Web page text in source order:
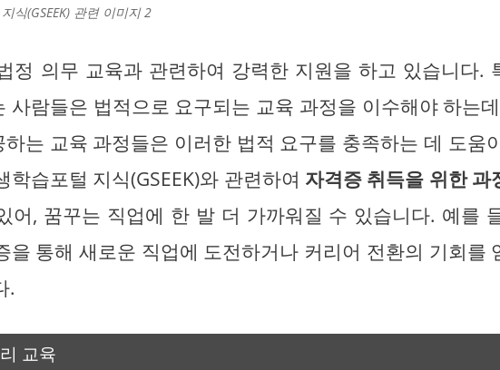
식(GSEEK) 관련 이미지 2
정 의무 교육과 관련하여 강력한 지원을 하고 있습니다.
사람들은 법적으로 요구되는 교육 과정을 이수해야 하는
는 교육 과정들은 이러한 법적 요구를 충족하는 데 도움
학습포털 지식(GSEEK)와 관련하여 자격증 취득을 위한 과
어, 꿈꾸는 직업에 한 발 더 가까워질 수 있습니다. 예를
을 통해 새로운 직업에 도전하거나 커리어 전환의 기회를
.
교육